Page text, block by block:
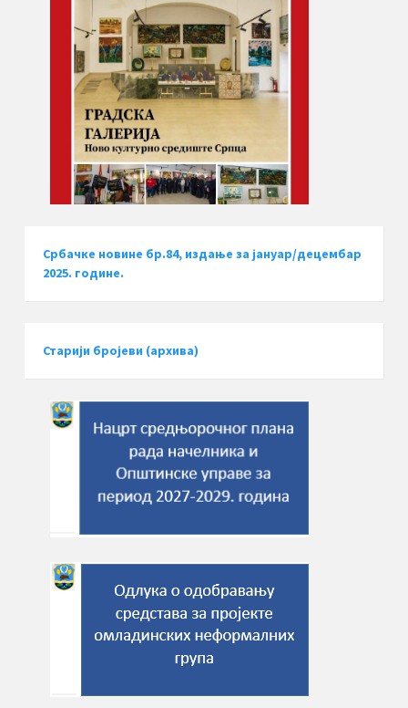
Србачке новине бр.84, издање за јануар/децембар
2025. године.
Старији бројеви (архива)